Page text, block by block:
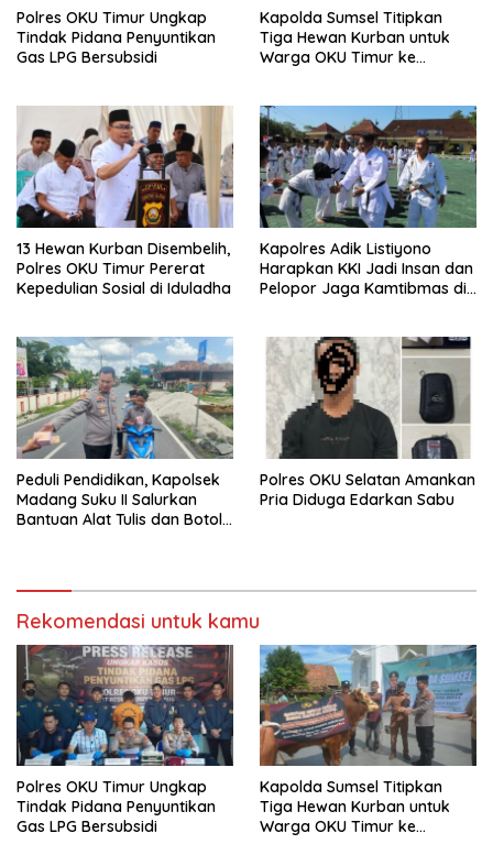
Polres OKU Timur Ungkap
Tindak Pidana Penyuntikan
Gas LPG Bersubsidi
Kapolda Sumsel Titipkan
Tiga Hewan Kurban untuk
Warga OKU Timur ke
13 Hewan Kurban Disembelih,
Polres OKU Timur Pererat
Kepedulian Sosial di Iduladha
Kapolres Adik Listiyono
Harapkan KKI Jadi Insan dan
Pelopor Jaga Kamtibmas di
Peduli Pendidikan, Kapolsek
Madang Suku II Salurkan
Bantuan Alat Tulis dan Botol
Polres OKU Selatan Amankan
Pria Diduga Edarkan Sabu
Rekomendasi untuk kamu
Polres OKU Timur Ungkap
Tindak Pidana Penyuntikan
Gas LPG Bersubsidi
Kapolda Sumsel Titipkan
Tiga Hewan Kurban untuk
Warga OKU Timur ke